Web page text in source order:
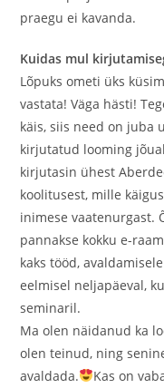
praegu ei kavanda.
Kuidas mul
Lõpuks ometi üks
vastata! Väga hästi!
käis, siis need on juba
kirjutatud looming
kirjutasin ühest
koolitusest, mille
inimese vaatenurgast.
pannakse kokku e-
kaks tööd,
eelmisel neljapäeval,
seminaril.
Ma olen näidanud ka
olen teinud, ning
avaldada.
Kas on